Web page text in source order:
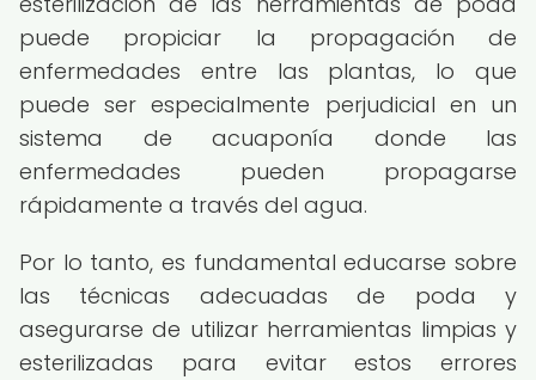
puede propiciar la propagación de
enfermedades entre las plantas, lo que
puede ser especialmente perjudicial en un
sistema de acuaponía donde las
enfermedades pueden propagarse
rápidamente a través del agua.
Por lo tanto, es fundamental educarse sobre
las técnicas adecuadas de poda y
asegurarse de utilizar herramientas limpias y
esterilizadas para evitar estos errores